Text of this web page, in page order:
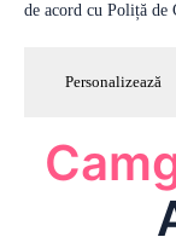
de acord cu Poliță
Personalizează